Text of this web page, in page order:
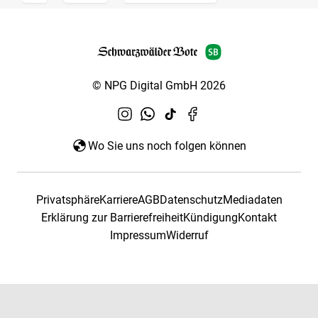
© NPG Digital GmbH 2026
Wo Sie uns noch folgen können
PrivatsphäreKarriereAGBDatenschutzMediadaten
Erklärung zur BarrierefreiheitKündigungKontakt
ImpressumWiderruf